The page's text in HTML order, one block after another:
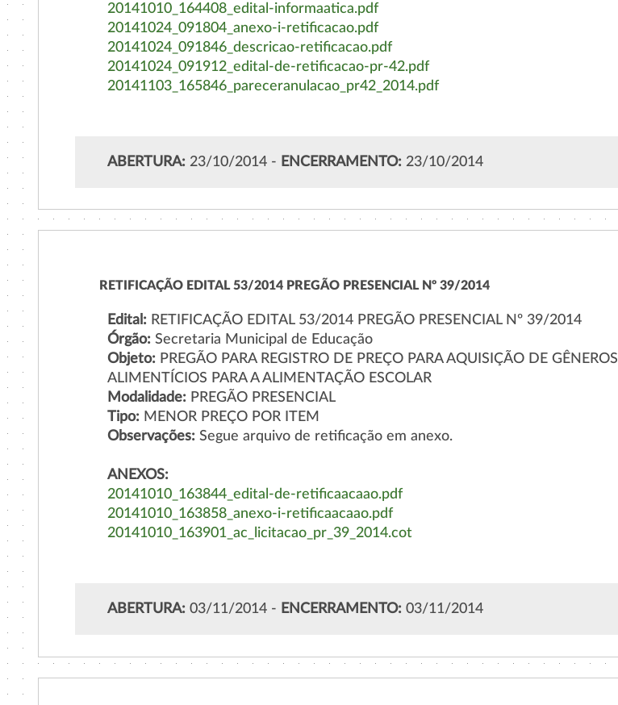
20141010_164408_edital-informaatica.pdf
20141024_091804_anexo-i-retificacao.pdf
20141024_091846_descricao-retificacao.pdf
20141024_091912_edital-de-retificacao-pr-42.pdf
20141103_165846_pareceranulacao_pr42_2014.pdf
ABERTURA:23/10/2014 - ENCERRAMENTO:23/10/2014
RETIFICAÇÃO EDITAL 53/2014 PREGÃO PRESENCIAL Nº 39/2014
Edital:RETIFICAÇÃO EDITAL 53/2014 PREGÃO PRESENCIAL Nº 39/2014
Órgão:Secretaria Municipal de Educação
Objeto:PREGÃO PARA REGISTRO DE PREÇO PARA AQUISIÇÃO DE GÊNEROS
ALIMENTÍCIOS PARA A ALIMENTAÇÃO ESCOLAR
Modalidade:PREGÃO PRESENCIAL
Tipo:MENOR PREÇO POR ITEM
Observações:Segue arquivo de retificação em anexo.
ANEXOS:
20141010_163844_edital-de-retificaacaao.pdf
20141010_163858_anexo-i-retificaacaao.pdf
20141010_163901_ac_licitacao_pr_39_2014.cot
ABERTURA:03/11/2014 - ENCERRAMENTO:03/11/2014